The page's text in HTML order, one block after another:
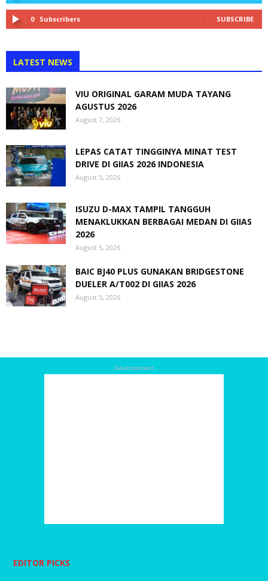
0 Subscribers SUBSCRIBE
LATEST NEWS
VIU ORIGINAL GARAM MUDA TAYANG
AGUSTUS 2026
August 7, 2026
LEPAS CATAT TINGGINYA MINAT TEST
DRIVE DI GIIAS 2026 INDONESIA
August 5, 2026
ISUZU D-MAX TAMPIL TANGGUH
MENAKLUKKAN BERBAGAI MEDAN DI GIIAS
2026
August 5, 2026
BAIC BJ40 PLUS GUNAKAN BRIDGESTONE
DUELER A/T002 DI GIIAS 2026
August 5, 2026
Advertisement
EDITOR PICKS